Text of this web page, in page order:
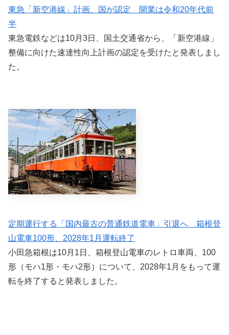
東急「新空港線」計画、国が認定 開業は令和20年代前
半
東急電鉄などは10月3日、国土交通省から、「新空港線」
整備に向けた速達性向上計画の認定を受けたと発表しまし
た。
定期運行する「国内最古の普通鉄道電車」引退へ 箱根登
山電車100形、2028年1月運転終了
小田急箱根は10月1日、箱根登山電車のレトロ車両、100
形（モハ1形・モハ2形）について、2028年1月をもって運
転を終了すると発表しました。